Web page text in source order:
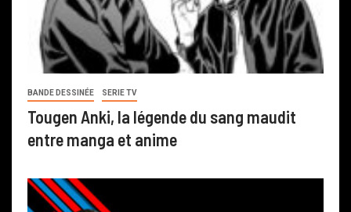
BANDE DESSINÉE SERIE TV
Tougen Anki, la légende du sang maudit
entre manga et anime